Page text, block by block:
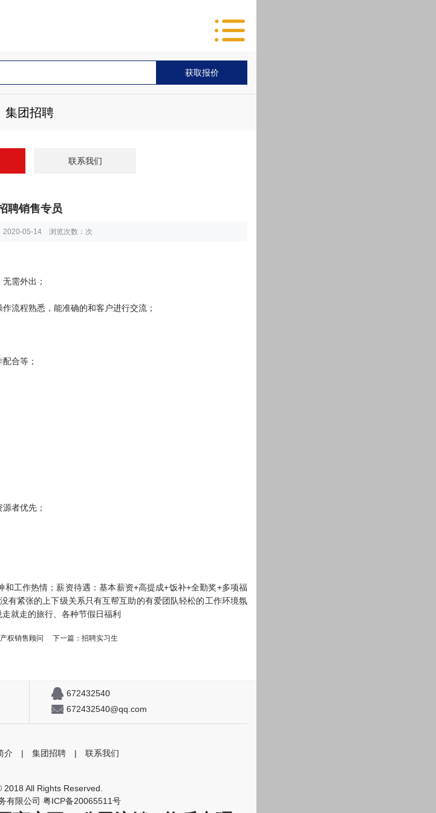
集团招聘
联系我们
聘销售专员
2020-05-14 浏览次数： 次
需外出；
流程熟悉，能准确的和客户进行交流；
合等；
者优先；
工作热情；薪资待遇：基本薪资+高提成+饭补+全勤奖+多项福
有紧张的上下级关系只有互帮互助的有爱团队轻松的工作环境氛
就走的旅行、各种节假日福利
权销售顾问 下一篇： 招聘实习生
672432540
672432540@qq.com
介 | 集团招聘 | 联系我们
2018 All Rights Reserved.
有限公司 粤ICP备20065511号